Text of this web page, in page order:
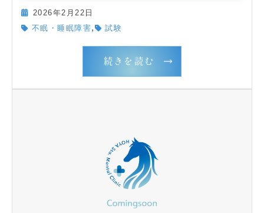
2026年2月22日
不眠・睡眠障害, 試験
続きを読む